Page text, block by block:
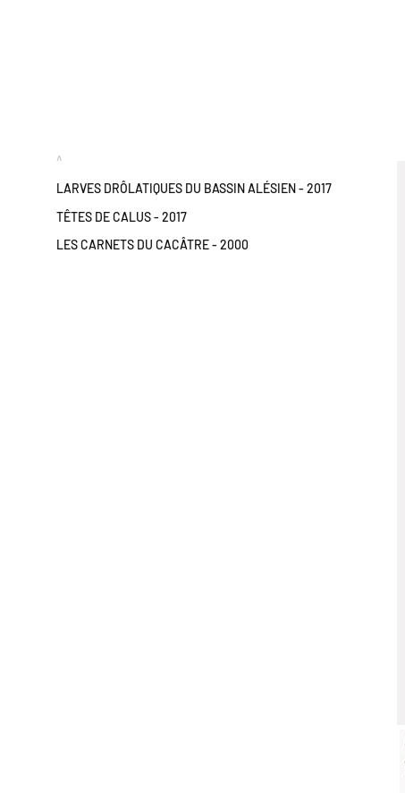
^
LARVES DRÔLATIQUES DU BASSIN ALÉSIEN - 2017
TÊTES DE CALUS - 2017
LES CARNETS DU CACÂTRE - 2000